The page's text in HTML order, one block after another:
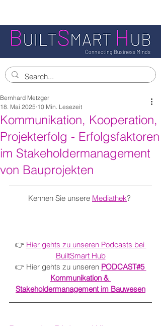
Kommunikation, Kooperation,
Projekterfolg - Erfolgsfaktoren
im Stakeholdermanagement
von Bauprojekten
Bernhard Metzger
18. Mai 2025 10 Min. Lesezeit
Kennen Sie unsere Mediathek?
👉 Hier gehts zu unseren Podcasts bei
BuiltSmart Hub
👉 Hier gehts zu unseren PODCAST#5
Kommunikation &
Stakeholdermanagement im Bauwesen